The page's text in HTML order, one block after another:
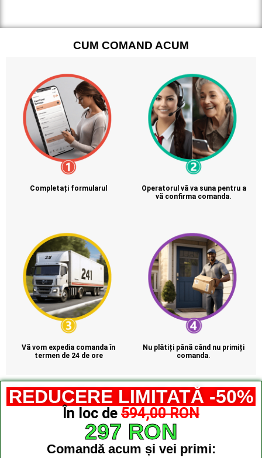
CUM COMAND ACUM
Completați formularul
Operatorul vă va suna pentru a
vă confirma comanda.
Vă vom expedia comanda în
termen de 24 de ore
Nu plătiți până când nu primiți
comanda.
REDUCERE LIMITATĂ -50%
În loc de 594,00 RON
297 RON
Comandă acum și vei primi: